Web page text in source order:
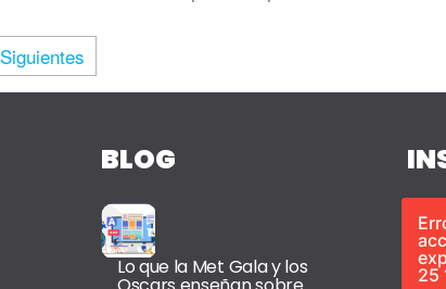
Siguientes
BLOG
Lo que la Met Gala y los
25